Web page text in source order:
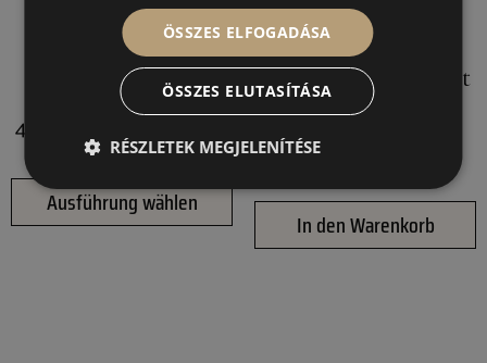
DeAura
Produktpakete
450000Ft –
Ausführung wählen
Spandora
Körperbutter +
Körperpeeling Paket
(Natur)
In den Warenkorb
ÖSSZES ELFOGADÁSA
ÖSSZES ELUTASÍTÁSA
RÉSZLETEK MEGJELENÍTÉSE